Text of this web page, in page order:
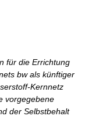
für die Errichtung
bw als künftiger
Kernnetz
vorgegebene
der Selbstbehalt